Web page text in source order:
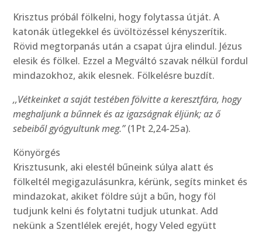
Krisztus próbál fölkelni, hogy folytassa útját. A
katonák ütlegekkel és üvöltözéssel kényszerítik.
Rövid megtorpanás után a csapat újra elindul. Jézus
elesik és fölkel. Ezzel a Megváltó szavak nélkül fordul
mindazokhoz, akik elesnek. Fölkelésre buzdít.
,,Vétkeinket a saját testében fölvitte a keresztfára, hogy
meghaljunk a bűnnek és az igazságnak éljünk; az ő
sebeiből gyógyultunk meg.”(1Pt 2,24-25a).
Könyörgés
Krisztusunk, aki elestél bűneink súlya alatt és
fölkeltél megigazulásunkra, kérünk, segíts minket és
mindazokat, akiket földre sújt a bűn, hogy föl
tudjunk kelni és folytatni tudjuk utunkat. Add
nekünk a Szentlélek erejét, hogy Veled együtt